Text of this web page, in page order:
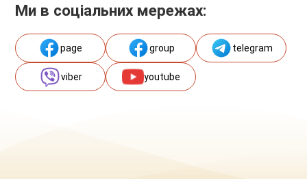
Ми в соціальних мережах:
page group telegram
viber youtube